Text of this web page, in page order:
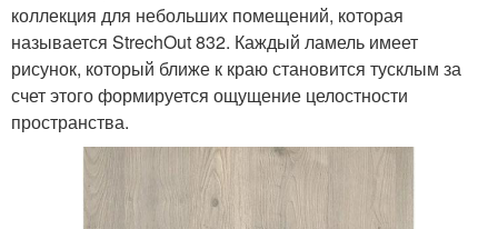
коллекция для небольших помещений, которая
называется StrechOut 832. Каждый ламель имеет
рисунок, который ближе к краю становится тусклым за
счет этого формируется ощущение целостности
пространства.